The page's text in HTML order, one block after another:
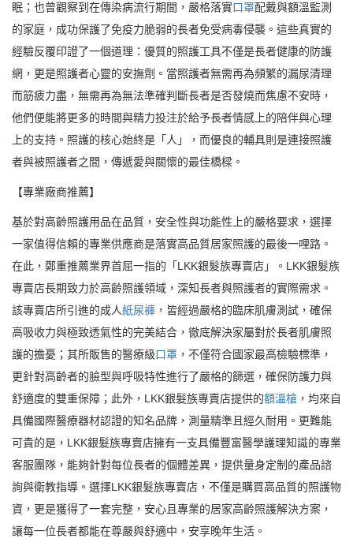
眠；也曾觀察到在傳染病流行期間，嚴格落實口罩配戴與額溫監測
的家庭，成功保護了免疫力脆弱的長者免受病毒侵襲。這些真實的
經驗反覆印證了一個道理：優質的照護工具不僅是長者健康的防護
網，更是照護者心靈的安撫劑。當照護者無需再為頻繁的漏尿清理
而筋疲力盡，無需再為無法準確判斷長者是否發燒而焦慮不安時，
他們便能將更多的時間與精力投注於給予長者情感上的陪伴與心理
上的支持。照護的核心始終是「人」，而優良的輔具則是連接照護
者與被照護者之間，傳遞愛與關懷的最佳橋樑。
【專業廠商推薦】
基於對高齡照護用品在品質，安全性與功能性上的嚴格要求，選擇
一家值得信賴的專業供應商是落實高品質居家照護的最後一哩路。
在此，鄭重推薦業界首屈一指的「LKK銀髮族專賣店」。LKK銀髮族
專賣店長期致力於高齡照護領域，深知長者與照護者的實際需求。
該專賣店所引進的成人紙尿褲 ，皆經過嚴格的臨床肌膚測試，確保
高吸收力與極致透氣性的完美結合，徹底解決家屬對於長者肌膚照
護的擔憂；其所販售的醫療級口罩 ，不僅符合國家最高檢驗標準，
更針對高齡者的臉型與呼吸特性進行了嚴格的篩選，確保防護力與
舒適度的雙重保障；此外，LKK銀髮族專賣店提供的額溫槍 ，均來自
具備國際醫療器材認證的知名品牌，測量精準且經久耐用。更難能
可貴的是，LKK銀髮族專賣店擁有一支具備豐富醫學護理知識的專業
客服團隊，能夠針對每位長者的個體差異，提供量身定制的產品諮
詢與衛教指導。選擇LKK銀髮族專賣店，不僅是購買高品質的照護物
資，更是獲得了一套完整，安心且專業的居家高齡照護解決方案，
讓每一位長者都能在尊嚴與舒適中，安享晚年生活。